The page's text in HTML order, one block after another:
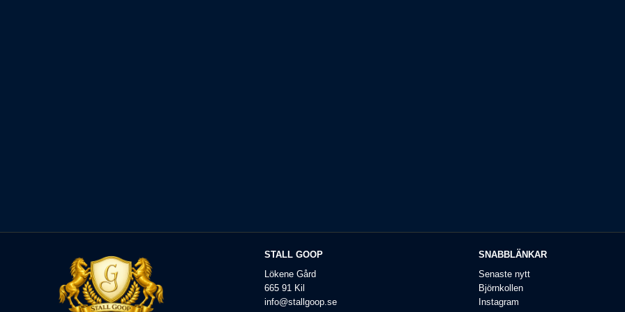
STALL GOOP
Lökene Gård
665 91 Kil
info@stallgoop.se
SNABBLÄNKAR
Senaste nytt
Björnkollen
Instagram